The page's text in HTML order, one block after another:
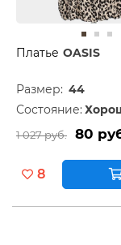
Платье OASIS
Размер: 44
Состояние:
1 027 руб. 80
8